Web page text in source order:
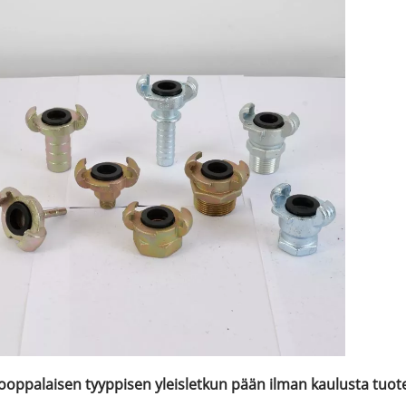
tyyppisen yleisletkun pään ilman kaulusta